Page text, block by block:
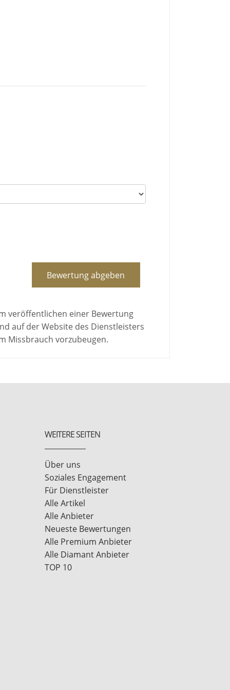
Bewertung abgeben
veröffentlichen einer Bewertung
auf der Website des Dienstleisters
Missbrauch vorzubeugen.
WEITERE SEITEN
Über uns
Soziales Engagement
Für Dienstleister
Alle Artikel
Alle Anbieter
Neueste Bewertungen
Alle Premium Anbieter
Alle Diamant Anbieter
TOP 10